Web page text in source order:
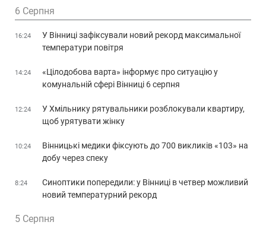
6 Серпня
16:24
У Вінниці зафіксували новий рекорд максимальної
температури повітря
14:24
«Цілодобова варта» інформує про ситуацію у
комунальній сфері Вінниці 6 серпня
12:24
У Хмільнику рятувальники розблокували квартиру,
щоб урятувати жінку
10:24
Вінницькі медики фіксують до 700 викликів «103» на
добу через спеку
8:24
Синоптики попередили: у Вінниці в четвер можливий
новий температурний рекорд
5 Серпня